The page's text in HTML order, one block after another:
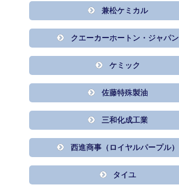
兼松ケミカル
クエーカーホートン・ジャパン
ケミック
佐藤特殊製油
三和化成工業
西進商事（ロイヤルパープル）
タイユ